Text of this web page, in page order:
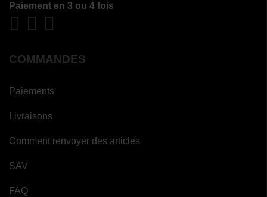
Paiement en 3 ou 4 fois
COMMANDES
Paiements
Livraisons
Comment renvoyer des articles
SAV
FAQ